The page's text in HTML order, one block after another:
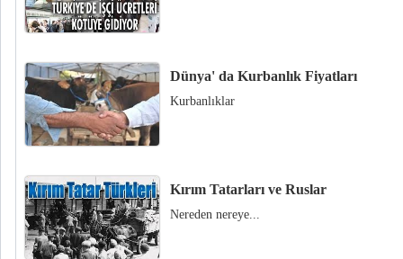
Dünya' da Kurbanlık Fiyatları
Kurbanlıklar
Kırım Tatarları ve Ruslar
Nereden nereye...